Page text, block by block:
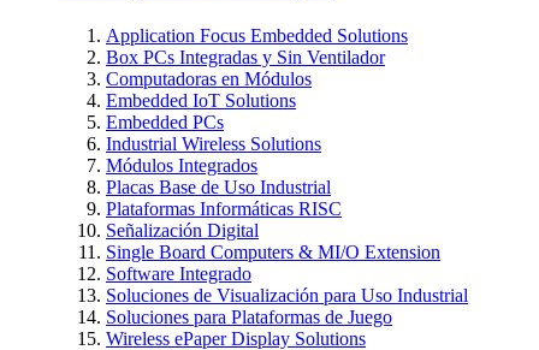
Application Focus Embedded Solutions
Box PCs Integradas y Sin Ventilador
Computadoras en Módulos
Embedded IoT Solutions
Embedded PCs
Industrial Wireless Solutions
Módulos Integrados
Placas Base de Uso Industrial
Plataformas Informáticas RISC
Señalización Digital
Single Board Computers & MI/O Extension
Software Integrado
Soluciones de Visualización para Uso Industrial
Soluciones para Plataformas de Juego
Wireless ePaper Display Solutions